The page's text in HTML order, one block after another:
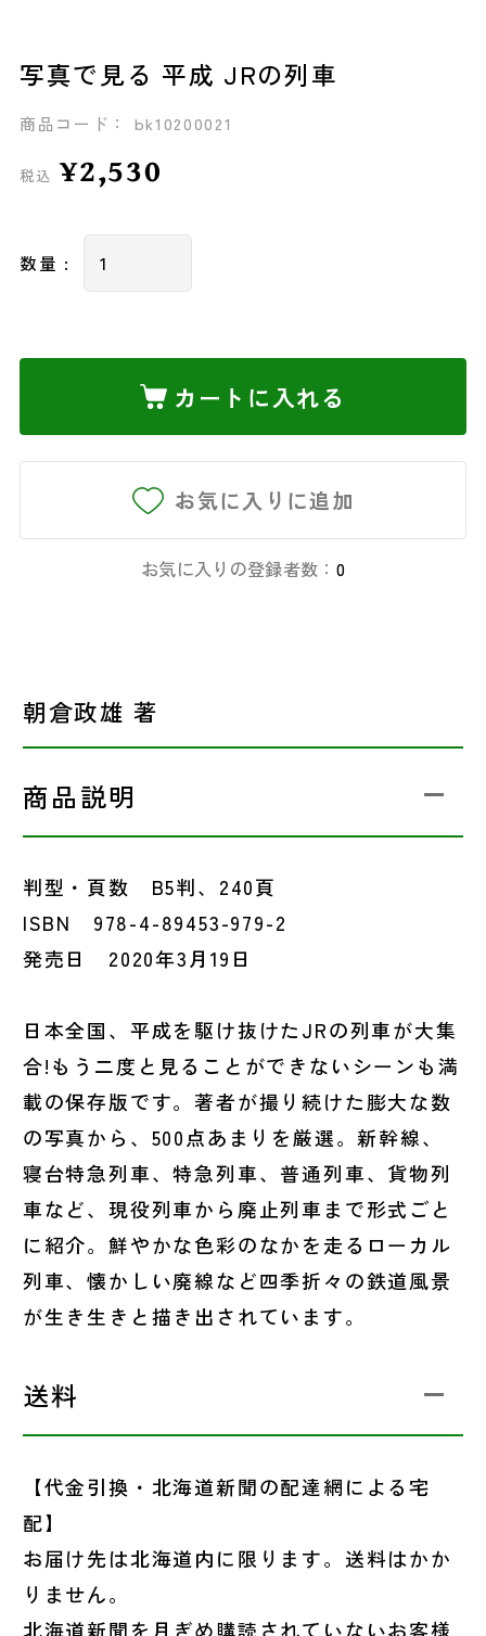
写真で見る 平成 JRの列車
商品コード： bk10200021
税込 ¥2,530
数量 :
カートに入れる
お気に入りに追加
お気に入りの登録者数： 0
朝倉政雄 著
商品説明
判型・頁数 B5判、240頁
ISBN 978-4-89453-979-2
発売日 2020年3月19日
日本全国、平成を駆け抜けたJRの列車が大集
合!もう二度と見ることができないシーンも満
載の保存版です。著者が撮り続けた膨大な数
の写真から、500点あまりを厳選。新幹線、
寝台特急列車、特急列車、普通列車、貨物列
車など、現役列車から廃止列車まで形式ごと
に紹介。鮮やかな色彩のなかを走るローカル
列車、懐かしい廃線など四季折々の鉄道風景
が生き生きと描き出されています。
送料
【代金引換・北海道新聞の配達網による宅
配】
お届け先は北海道内に限ります。送料はかか
りません。
北海道新聞を月ぎめ購読されていないお客様